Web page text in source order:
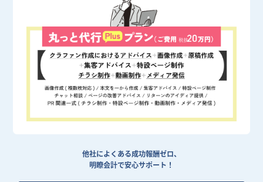
他社によくある成功報酬ゼロ、
明瞭会計で安心サポート！